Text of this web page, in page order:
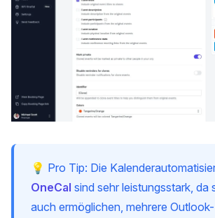
💡 Pro Tip: Die
OneCal sind sehr leistungsstark, da
auch ermöglichen, mehrere